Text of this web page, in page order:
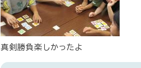
真剣勝負楽しかったよ